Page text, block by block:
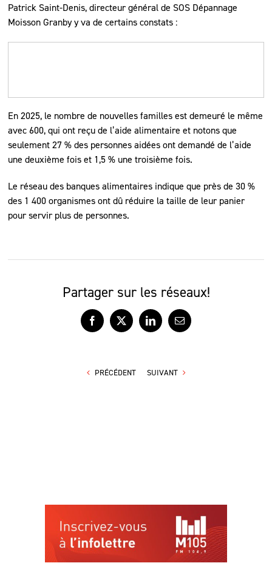
Patrick Saint-Denis, directeur général de SOS Dépannage
Moisson Granby y va de certains constats :
En 2025, le nombre de nouvelles familles est demeuré le même
avec 600, qui ont reçu de l’aide alimentaire et notons que
seulement 27 % des personnes aidées ont demandé de l’aide
une deuxième fois et 1,5 % une troisième fois.
Le réseau des banques alimentaires indique que près de 30 %
des 1 400 organismes ont dû réduire la taille de leur panier
pour servir plus de personnes.
Partager sur les réseaux!
Facebook
X LinkedInCourriel
PRÉCÉDENT SUIVANT